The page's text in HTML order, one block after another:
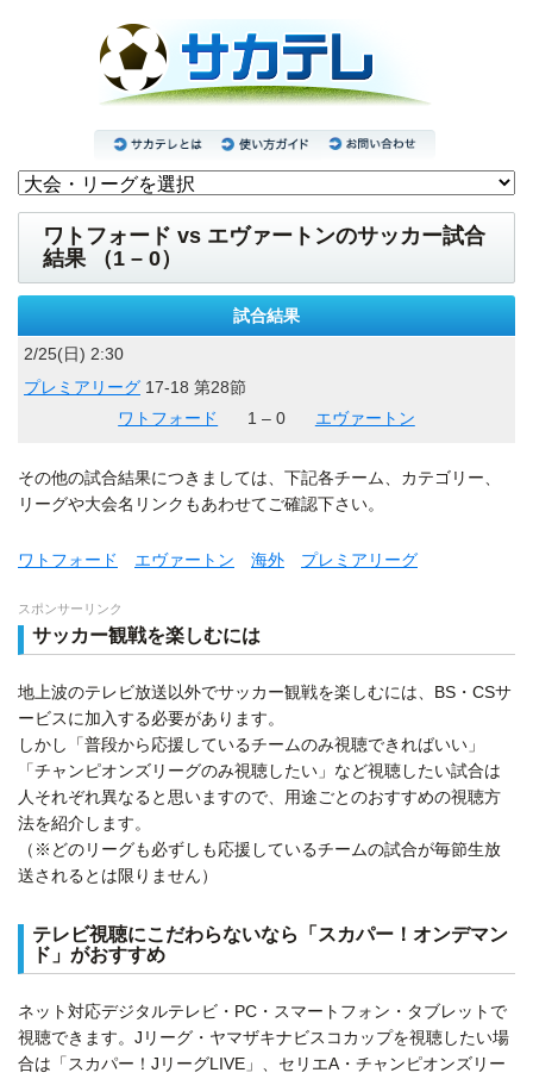
ワトフォード vs エヴァートンのサッカー試合
結果 （1 – 0）
試合結果
2/25(日) 2:30
プレミアリーグ 17-18 第28節
ワトフォード
1 – 0 エヴァートン
その他の試合結果につきましては、下記各チーム、カテゴリー、
リーグや大会名リンクもあわせてご確認下さい。
ワトフォード エヴァートン 海外 プレミアリーグ
スポンサーリンク
サッカー観戦を楽しむには
地上波のテレビ放送以外でサッカー観戦を楽しむには、BS・CSサ
ービスに加入する必要があります。
しかし「普段から応援しているチームのみ視聴できればいい」
「チャンピオンズリーグのみ視聴したい」など視聴したい試合は
人それぞれ異なると思いますので、用途ごとのおすすめの視聴方
法を紹介します。
（※どのリーグも必ずしも応援しているチームの試合が毎節生放
送されるとは限りません）
テレビ視聴にこだわらないなら「スカパー！オンデマン
ド」がおすすめ
ネット対応デジタルテレビ・PC・スマートフォン・タブレットで
視聴できます。Jリーグ・ヤマザキナビスコカップを視聴したい場
合は「スカパー！JリーグLIVE」、セリエA・チャンピオンズリー